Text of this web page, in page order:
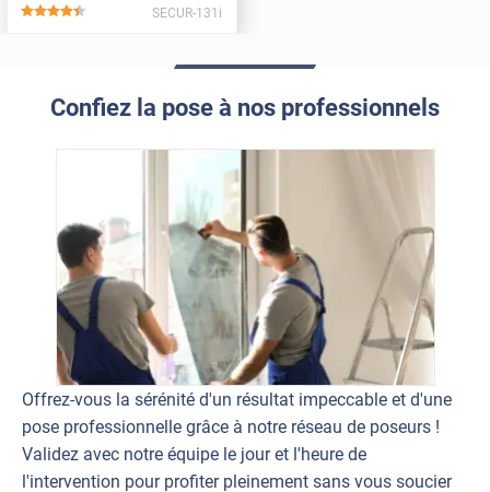
*****
SECUR-131i
Confiez la pose à nos professionnels
Offrez-vous la sérénité d'un résultat impeccable et d'une
pose professionnelle grâce à notre réseau de poseurs !
Validez avec notre équipe le jour et l'heure de
l'intervention pour profiter pleinement sans vous soucier